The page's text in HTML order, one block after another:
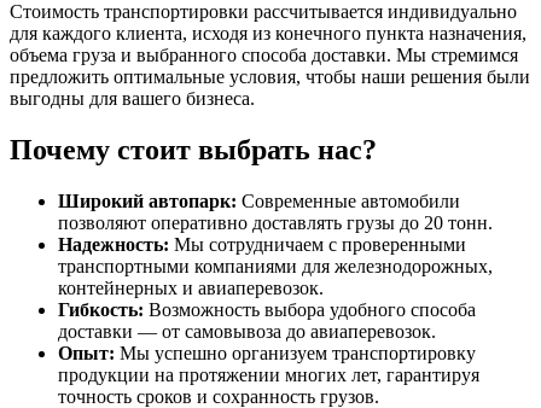
Стоимость транспортировки рассчитывается индивидуально
для каждого клиента, исходя из конечного пункта назначения,
объема груза и выбранного способа доставки. Мы стремимся
предложить оптимальные условия, чтобы наши решения были
выгодны для вашего бизнеса.
Почему стоит выбрать нас?
Широкий автопарк: Современные автомобили
позволяют оперативно доставлять грузы до 20 тонн.
Надежность: Мы сотрудничаем с проверенными
транспортными компаниями для железнодорожных,
контейнерных и авиаперевозок.
Гибкость: Возможность выбора удобного способа
доставки — от самовывоза до авиаперевозок.
Опыт: Мы успешно организуем транспортировку
продукции на протяжении многих лет, гарантируя
точность сроков и сохранность грузов.